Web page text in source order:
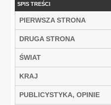
SPIS TREŚCI
PIERWSZA STRONA
DRUGA STRONA
ŚWIAT
KRAJ
PUBLICYSTYKA, OPINIE